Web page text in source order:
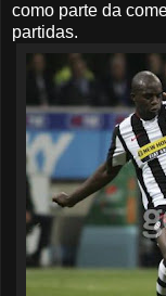
como parte da
partidas.